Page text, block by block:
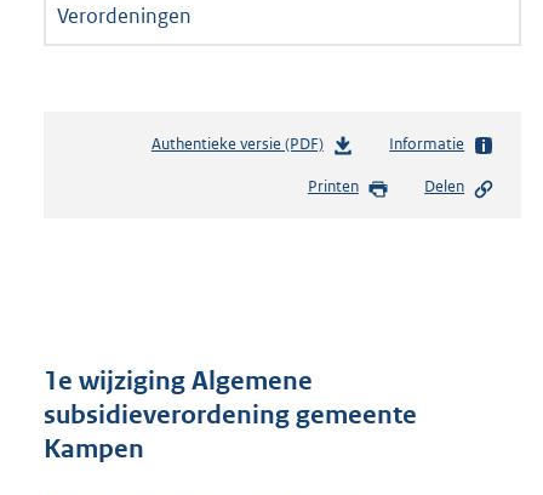
Verordeningen
Authentieke versie (PDF)b
s
o
Informatie
Printen Delen
1e wijziging Algemene
subsidieverordening gemeente
Kampen